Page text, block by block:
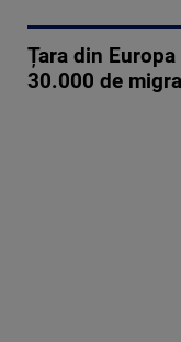
Țara din
30.000 de